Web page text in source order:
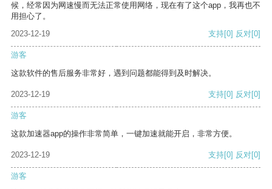
候，经常因为网速慢而无法正常使用网络，现在有了这个app，我再也不
用担心了。
2023-12-19
支持[0] 反对[0]
游客
这款软件的售后服务非常好，遇到问题都能得到及时解决。
2023-12-19 支持[0] 反对[0]
游客
这款加速器app的操作非常简单，一键加速就能开启，非常方便。
2023-12-19 支持[0] 反对[0]
游客